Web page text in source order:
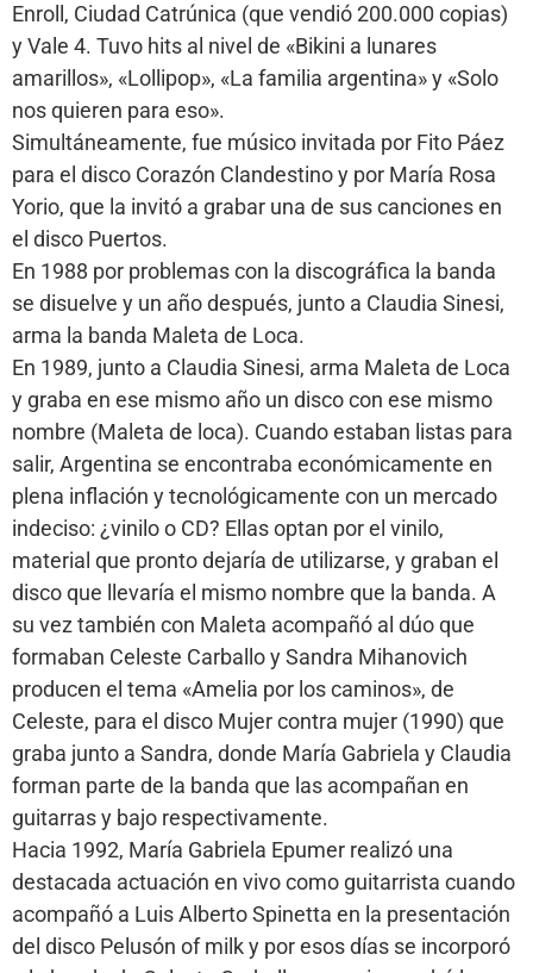
Enroll, Ciudad Catrúnica (que vendió 200.000 copias)
y Vale 4. Tuvo hits al nivel de «Bikini a lunares
amarillos», «Lollipop», «La familia argentina» y «Solo
nos quieren para eso».
Simultáneamente, fue músico invitada por Fito Páez
para el disco Corazón Clandestino y por María Rosa
Yorio, que la invitó a grabar una de sus canciones en
el disco Puertos.
En 1988 por problemas con la discográfica la banda
se disuelve y un año después, junto a Claudia Sinesi,
arma la banda Maleta de Loca.
En 1989, junto a Claudia Sinesi, arma Maleta de Loca
y graba en ese mismo año un disco con ese mismo
nombre (Maleta de loca). Cuando estaban listas para
salir, Argentina se encontraba económicamente en
plena inflación y tecnológicamente con un mercado
indeciso: ¿vinilo o CD? Ellas optan por el vinilo,
material que pronto dejaría de utilizarse, y graban el
disco que llevaría el mismo nombre que la banda. A
su vez también con Maleta acompañó al dúo que
formaban Celeste Carballo y Sandra Mihanovich
producen el tema «Amelia por los caminos», de
Celeste, para el disco Mujer contra mujer (1990) que
graba junto a Sandra, donde María Gabriela y Claudia
forman parte de la banda que las acompañan en
guitarras y bajo respectivamente.
Hacia 1992, María Gabriela Epumer realizó una
destacada actuación en vivo como guitarrista cuando
acompañó a Luis Alberto Spinetta en la presentación
del disco Pelusón of milk y por esos días se incorporó